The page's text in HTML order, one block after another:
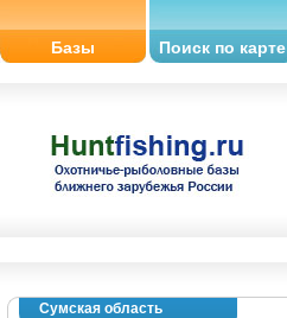
Базы Поиск по карте
Сумская область